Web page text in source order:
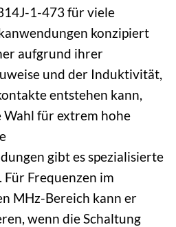
1-473 für viele
konzipiert
aufgrund ihrer
und der Induktivität,
entstehen kann,
für extrem hohe
gibt es spezialisierte
Frequenzen im
MHz-Bereich kann er
wenn die Schaltung